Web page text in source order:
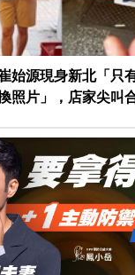
始源現身新北「只
照片」，店家尖叫